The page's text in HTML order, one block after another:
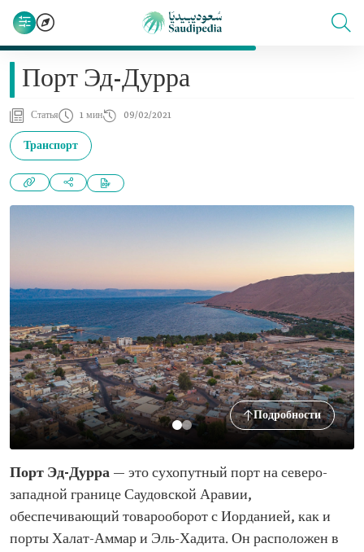
Порт Эд-Дурра
Статья 1 мин 09/02/2021
Транспорт
Подробности
Порт Эд-Дурра — это сухопутный порт на северо-
западной границе Саудовской Аравии,
обеспечивающий товарооборот с Иорданией, как и
порты Халат-Аммар и Эль-Хадита. Он расположен в